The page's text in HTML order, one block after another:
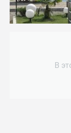
В